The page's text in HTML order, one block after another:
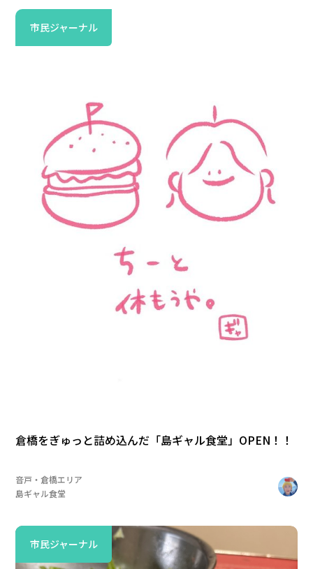
市民ジャーナル
倉橋をぎゅっと詰め込んだ「島ギャル食堂」OPEN！！
音戸・倉橋エリア
島ギャル食堂
市民ジャーナル